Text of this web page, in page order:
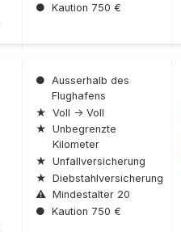
● Kaution 750 €
● Ausserhalb des
Flughafens
★ Voll → Voll
★ Unbegrenzte
Kilometer
★ Unfallversicherung
★ Diebstahlversicherung
⚠ Mindestalter 20
● Kaution 750 €